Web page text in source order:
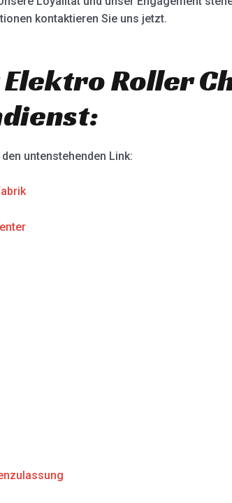
kontaktieren Sie uns jetzt.
Roller
untenstehenden Link: